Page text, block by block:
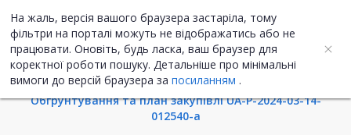
На жаль, версія вашого браузера застаріла, тому
фільтри на порталі можуть не відображатись або не
працювати. Оновіть, будь ласка, ваш браузер для
коректної роботи пошуку. Детальніше про мінімальні
вимоги до версій браузера за посиланням .
UA ENG
Інформація про закупівлю
Обгрунтування та план закупівлі UA-P-2024-03-14-
012540-a